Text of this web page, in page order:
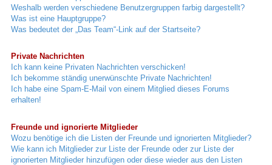
Weshalb werden verschiedene Benutzergruppen farbig dargestellt?
Was ist eine Hauptgruppe?
Was bedeutet der „Das Team“-Link auf der Startseite?
Private Nachrichten
Ich kann keine Privaten Nachrichten verschicken!
Ich bekomme ständig unerwünschte Private Nachrichten!
Ich habe eine Spam-E-Mail von einem Mitglied dieses Forums
erhalten!
Freunde und ignorierte Mitglieder
Wozu benötige ich die Listen der Freunde und ignorierten Mitglieder?
Wie kann ich Mitglieder zur Liste der Freunde oder zur Liste der
ignorierten Mitglieder hinzufügen oder diese wieder aus den Listen